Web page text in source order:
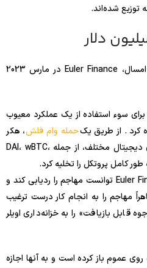
توزیع شده‌اند.
در یکی از عجیب‌ترین رویدادهای امسال، Euler Finance در مارس 2023
سوء استفاده از یک عملکرد معیوب
کرد . از طریق یکحمله وام فلش، هکر
توانست از 197 میلیون دلار ارزهای دیجیتال مختلف، از جمله DAI، wBTC،
با این حال، شرکت پشتیبان Euler Finance توانست مهاجم را ردیابی کند و
مهاجم را به انجام کار درست ترغیب
قابل بازیافت» را به خزانه‌داری اویلر
روی عموم باز کرده است و به آنها اجازه